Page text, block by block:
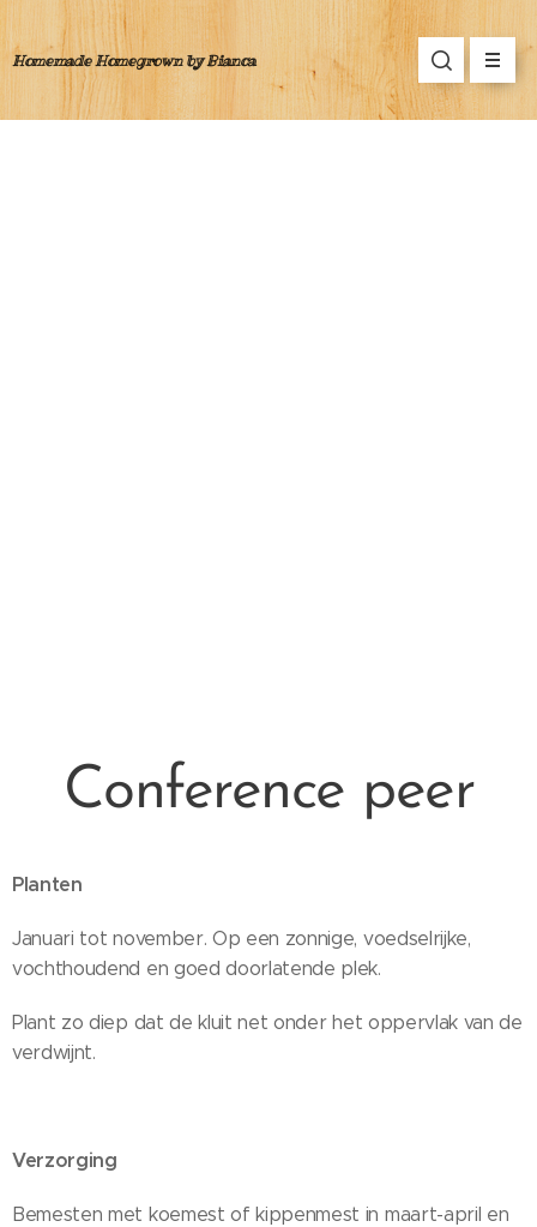
Homemade Homegrown by Bianca
Conference peer
Planten
Januari tot november. Op een zonnige, voedselrijke,
vochthoudend en goed doorlatende plek.
Plant zo diep dat de kluit net onder het oppervlak van de
verdwijnt.
Verzorging
Bemesten met koemest of kippenmest in maart-april en